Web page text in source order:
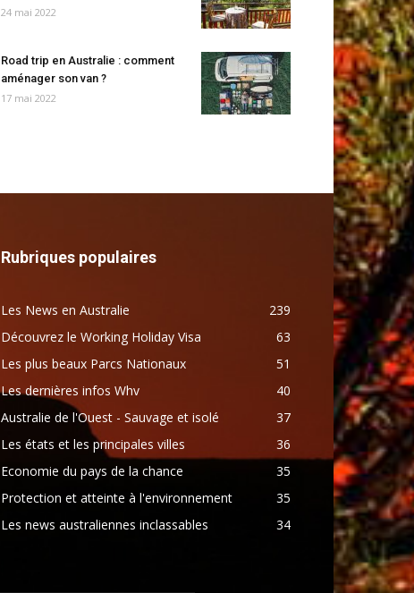
24 mai 2022
Road trip en Australie : comment
aménager son van ?
17 mai 2022
Rubriques populaires
Les News en Australie
239
Découvrez le Working Holiday Visa
63
Les plus beaux Parcs Nationaux
51
Les dernières infos Whv
40
Australie de l'Ouest - Sauvage et isolé
37
Les états et les principales villes
36
Economie du pays de la chance
35
Protection et atteinte à l'environnement
35
Les news australiennes inclassables
34